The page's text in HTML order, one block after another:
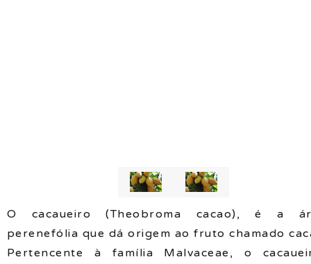
O cacaueiro (Theobroma cacao), é a
perenefólia que dá origem ao fruto chamado
Pertencente à família Malvaceae, o